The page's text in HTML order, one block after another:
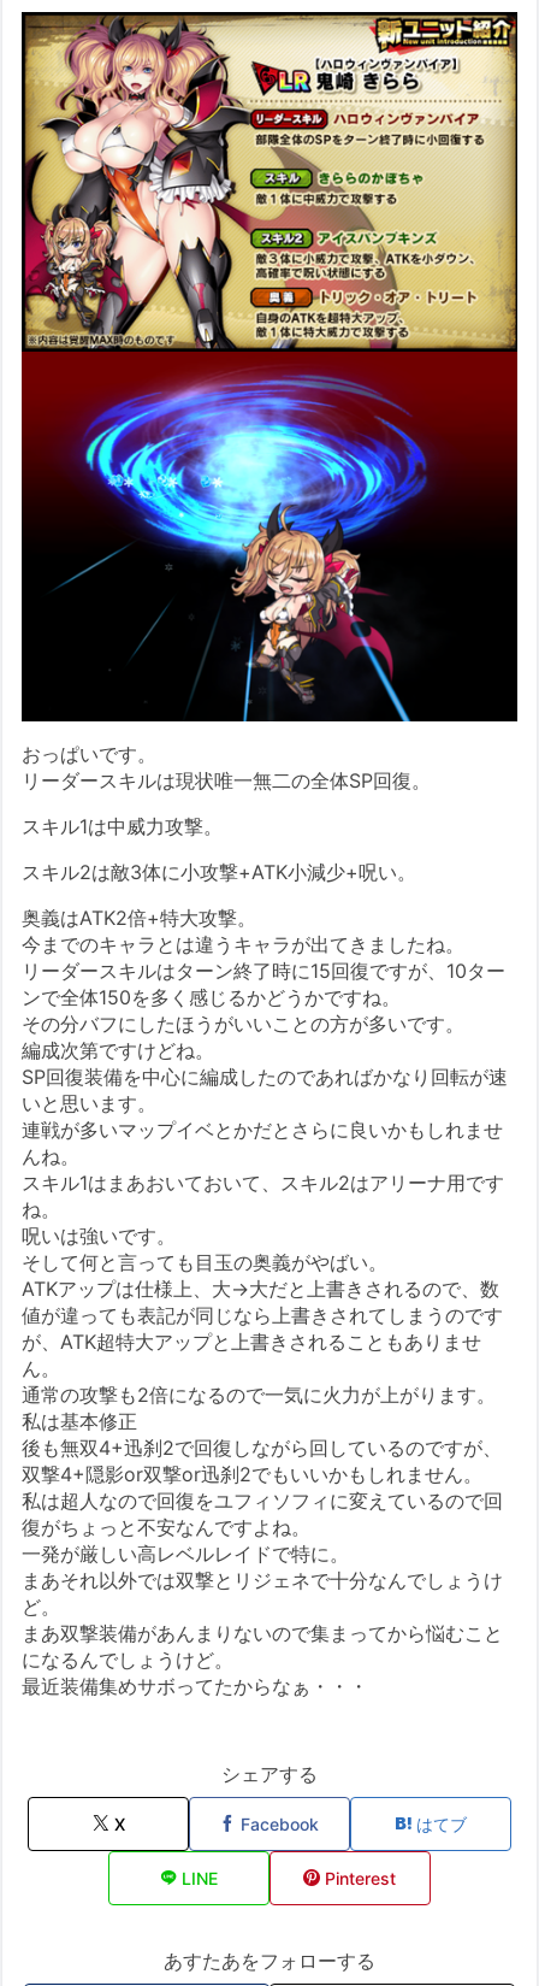
おっぱいです。
リーダースキルは現状唯一無二の全体SP回復。
スキル1は中威力攻撃。
スキル2は敵3体に小攻撃+ATK小減少+呪い。
奥義はATK2倍+特大攻撃。
今までのキャラとは違うキャラが出てきましたね。
リーダースキルはターン終了時に15回復ですが、10ター
ンで全体150を多く感じるかどうかですね。
その分バフにしたほうがいいことの方が多いです。
編成次第ですけどね。
SP回復装備を中心に編成したのであればかなり回転が速
いと思います。
連戦が多いマップイベとかだとさらに良いかもしれませ
んね。
スキル1はまあおいておいて、スキル2はアリーナ用です
ね。
呪いは強いです。
そして何と言っても目玉の奥義がやばい。
ATKアップは仕様上、大→大だと上書きされるので、数
値が違っても表記が同じなら上書きされてしまうのです
が、ATK超特大アップと上書きされることもありませ
ん。
通常の攻撃も2倍になるので一気に火力が上がります。
私は基本修正
後も無双4+迅刹2で回復しながら回しているのですが、
双撃4+隠影or双撃or迅刹2でもいいかもしれません。
私は超人なので回復をユフィソフィに変えているので回
復がちょっと不安なんですよね。
一発が厳しい高レベルレイドで特に。
まあそれ以外では双撃とリジェネで十分なんでしょうけ
ど。
まあ双撃装備があんまりないので集まってから悩むこと
になるんでしょうけど。
最近装備集めサボってたからなぁ・・・
シェアする
X Facebook はてブ
LINE Pinterest
あすたあをフォローする